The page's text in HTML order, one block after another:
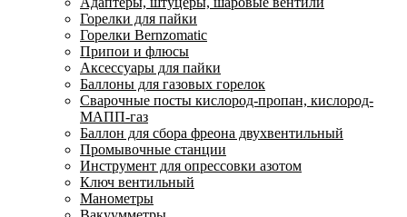
Горелки для пайки
Горелки Bernzomatic
Припои и флюсы
Аксессуары для пайки
Баллоны для газовых горелок
Сварочные посты кислород-пропан, кислород-
МАПП-газ
Баллон для сбора фреона двухвентильный
Промывочные станции
Инструмент для опрессовки азотом
Ключ вентильный
Манометры